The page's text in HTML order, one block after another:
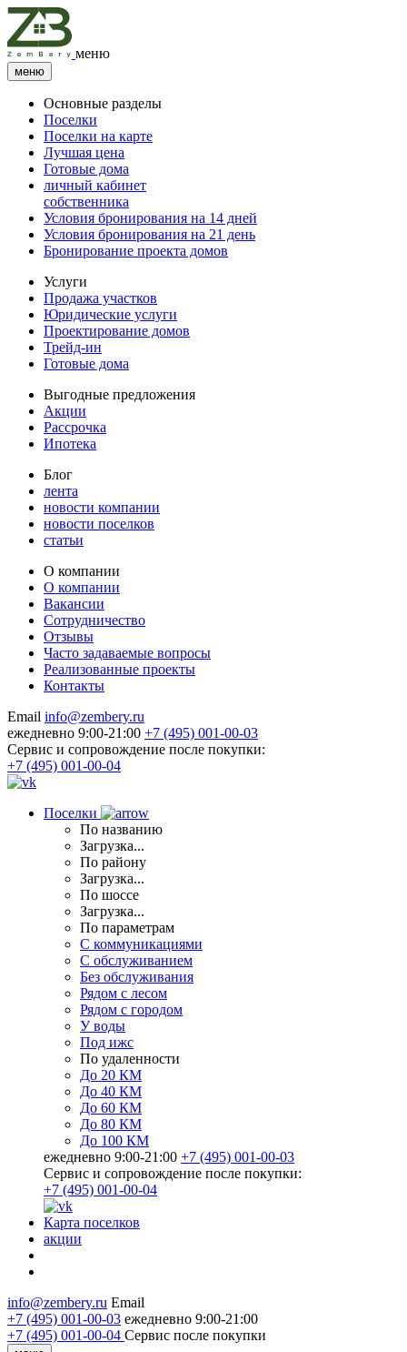
меню
меню
Основные разделы
Поселки
Поселки на карте
Лучшая цена
Готовые дома
личный кабинет
собственника
Условия бронирования на 14 дней
Условия бронирования на 21 день
Бронирование проекта домов
Услуги
Продажа участков
Юридические услуги
Проектирование домов
Трейд-ин
Готовые дома
Выгодные предложения
Акции
Рассрочка
Ипотека
Блог
лента
новости компании
новости поселков
статьи
О компании
О компании
Вакансии
Сотрудничество
Отзывы
Часто задаваемые вопросы
Реализованные проекты
Контакты
Email info@zembery.ru
ежедневно 9:00-21:00 +7 (495) 001-00-03
Cервис и сопровождение после покупки:
+7 (495) 001-00-04
Поселки
По названию
Загрузка...
По району
Загрузка...
По шоссе
Загрузка...
По параметрам
С коммуникациями
С обслуживанием
Без обслуживания
Рядом с лесом
Рядом с городом
У воды
Под ижс
По удаленности
До 20 КМ
До 40 КМ
До 60 КМ
До 80 КМ
До 100 КМ
ежедневно 9:00-21:00 +7 (495) 001-00-03
Cервис и сопровождение после покупки:
+7 (495) 001-00-04
Карта поселков
акции
info@zembery.ru Email
+7 (495) 001-00-03 ежедневно 9:00-21:00
+7 (495) 001‑00‑04 Сервис после покупки